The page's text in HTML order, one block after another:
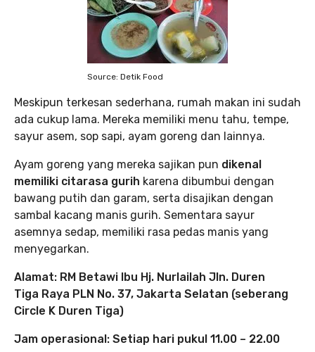
Source: Detik Food
Meskipun terkesan sederhana, rumah makan ini sudah
ada cukup lama. Mereka memiliki menu tahu, tempe,
sayur asem, sop sapi, ayam goreng dan lainnya.
Ayam goreng yang mereka sajikan pun dikenal
memiliki citarasa gurih karena dibumbui dengan
bawang putih dan garam, serta disajikan dengan
sambal kacang manis gurih. Sementara sayur
asemnya sedap, memiliki rasa pedas manis yang
menyegarkan.
Alamat: RM Betawi Ibu Hj. Nurlailah Jln. Duren
Tiga Raya PLN No. 37, Jakarta Selatan (seberang
Circle K Duren Tiga)
Jam operasional: Setiap hari pukul 11.00 – 22.00